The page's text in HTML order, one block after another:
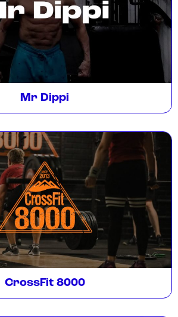
Mr Dippi
CrossFit 8000